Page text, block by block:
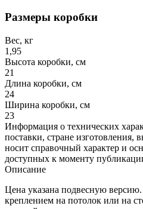
Размеры коробки
Вес, кг
1,95
Высота коробки, см
21
Длина коробки, см
24
Ширина коробки, см
23
Информация о технических
поставки, стране изготовления,
носит справочный характер и
доступных к моменту
Описание
Цена указана подвесную
креплением на потолок или на